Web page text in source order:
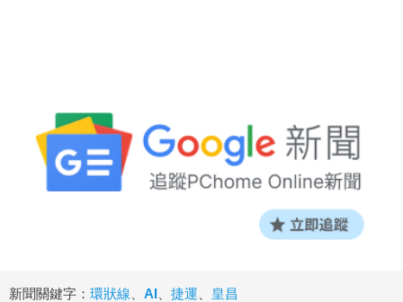
新聞關鍵字： 環狀線 AI 捷運 皇昌